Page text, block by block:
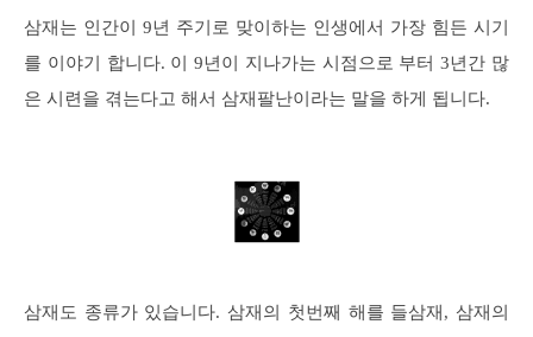
삼재는 인간이 9년 주기로 맞이하는 인생에서 가장 힘든 시기
를 이야기 합니다. 이 9년이 지나가는 시점으로 부터 3년간 많
은 시련을 겪는다고 해서 삼재팔난이라는 말을 하게 됩니다.
삼재도 종류가 있습니다. 삼재의 첫번째 해를 들삼재, 삼재의